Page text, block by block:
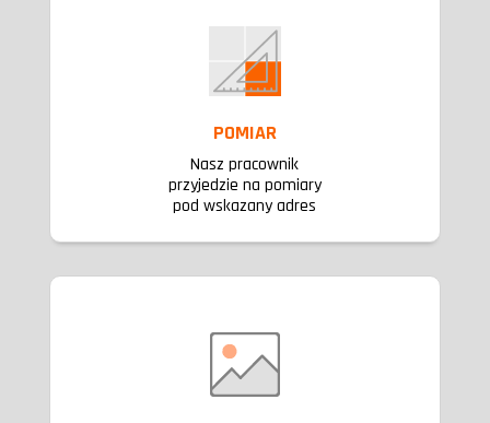
POMIAR
Nasz pracownik
przyjedzie na pomiary
pod wskazany adres